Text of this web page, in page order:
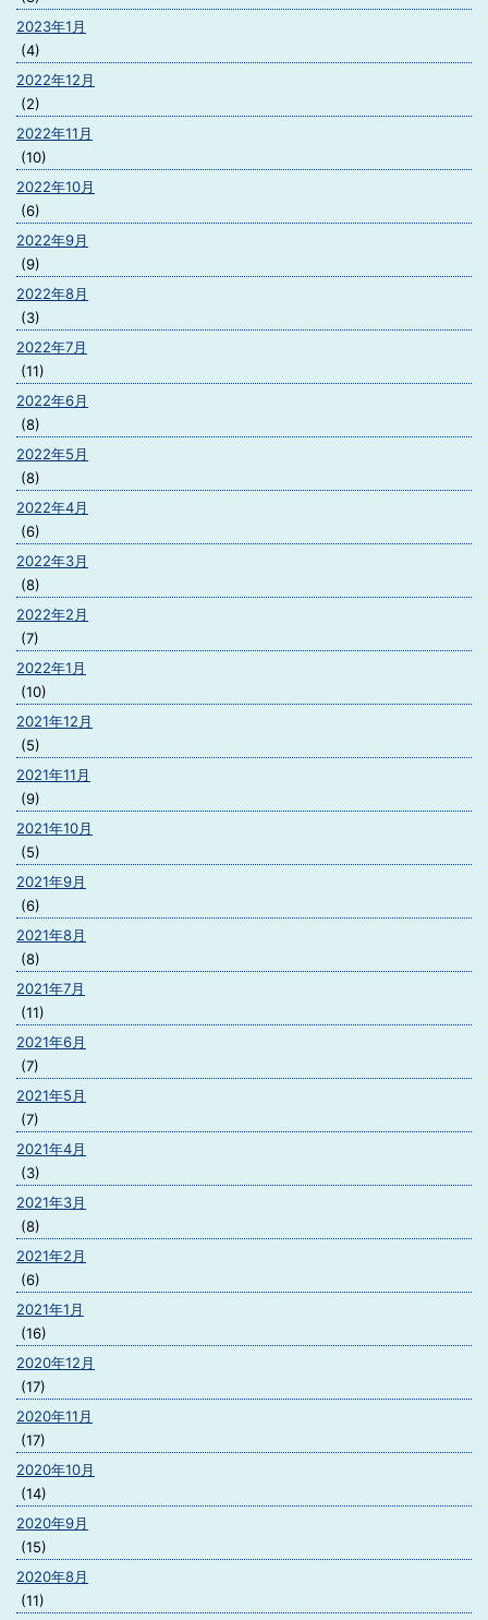
2023年1月
(4)
2022年12月
(2)
2022年11月
(10)
2022年10月
(6)
2022年9月
(9)
2022年8月
(3)
2022年7月
(11)
2022年6月
(8)
2022年5月
(8)
2022年4月
(6)
2022年3月
(8)
2022年2月
(7)
2022年1月
(10)
2021年12月
(5)
2021年11月
(9)
2021年10月
(5)
2021年9月
(6)
2021年8月
(8)
2021年7月
(11)
2021年6月
(7)
2021年5月
(7)
2021年4月
(3)
2021年3月
(8)
2021年2月
(6)
2021年1月
(16)
2020年12月
(17)
2020年11月
(17)
2020年10月
(14)
2020年9月
(15)
2020年8月
(11)